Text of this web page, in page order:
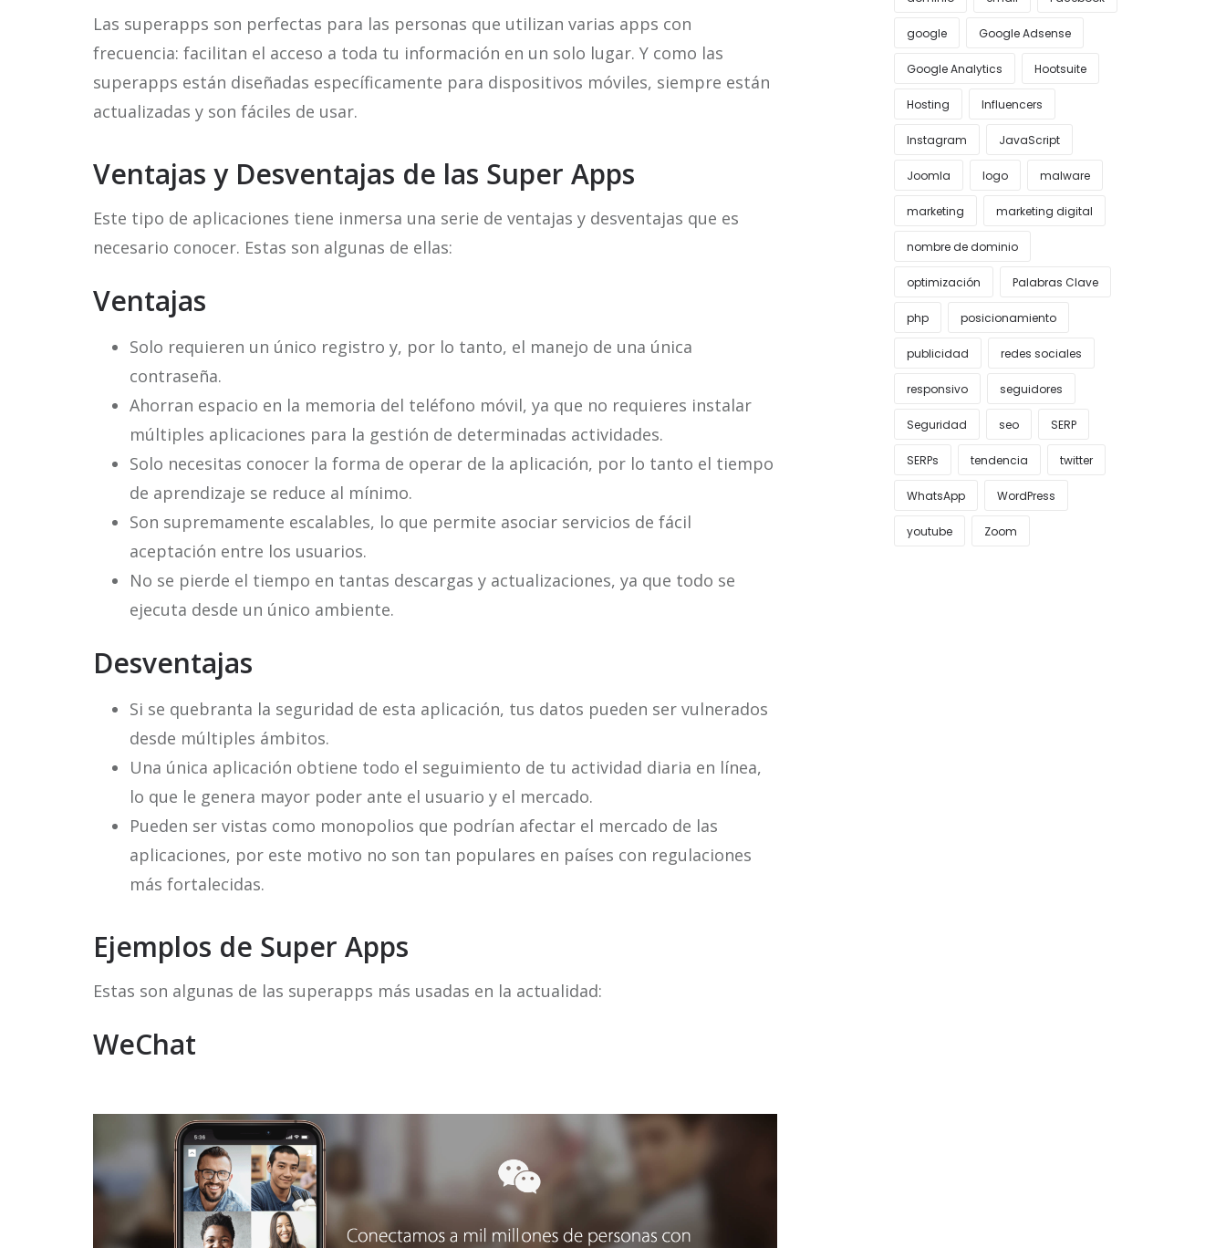
Las superapps son perfectas para las personas que utilizan varias apps con
frecuencia: facilitan el acceso a toda tu información en un solo lugar. Y como las
superapps están diseñadas específicamente para dispositivos móviles, siempre están
actualizadas y son fáciles de usar.
Ventajas y Desventajas de las Super Apps
Este tipo de aplicaciones tiene inmersa una serie de ventajas y desventajas que es
necesario conocer. Estas son algunas de ellas:
Ventajas
Solo requieren un único registro y, por lo tanto, el manejo de una única
contraseña.
Ahorran espacio en la memoria del teléfono móvil, ya que no requieres instalar
múltiples aplicaciones para la gestión de determinadas actividades.
Solo necesitas conocer la forma de operar de la aplicación, por lo tanto el tiempo
de aprendizaje se reduce al mínimo.
Son supremamente escalables, lo que permite asociar servicios de fácil
aceptación entre los usuarios.
No se pierde el tiempo en tantas descargas y actualizaciones, ya que todo se
ejecuta desde un único ambiente.
Desventajas
Si se quebranta la seguridad de esta aplicación, tus datos pueden ser vulnerados
desde múltiples ámbitos.
Una única aplicación obtiene todo el seguimiento de tu actividad diaria en línea,
lo que le genera mayor poder ante el usuario y el mercado.
Pueden ser vistas como monopolios que podrían afectar el mercado de las
aplicaciones, por este motivo no son tan populares en países con regulaciones
más fortalecidas.
Ejemplos de Super Apps
Estas son algunas de las superapps más usadas en la actualidad:
WeChat
google Google Adsense
Google Analytics Hootsuite
Hosting Influencers
Instagram JavaScript
Joomla logo malware
marketing marketing digital
nombre de dominio
optimización Palabras Clave
php posicionamiento
publicidad redes sociales
responsivo seguidores
Seguridad seo SERP
SERPs tendencia twitter
WhatsApp WordPress
youtube Zoom